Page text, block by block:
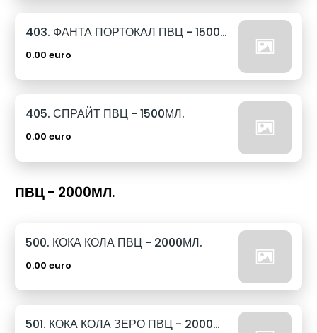
403. ФАНТА ПОРТОКАЛ ПВЦ - 1500МЛ.
0.00 euro
405. СПРАЙТ ПВЦ - 1500МЛ.
0.00 euro
ПВЦ - 2000МЛ.
500. КОКА КОЛА ПВЦ - 2000МЛ.
0.00 euro
501. КОКА КОЛА ЗЕРО ПВЦ - 2000МЛ.